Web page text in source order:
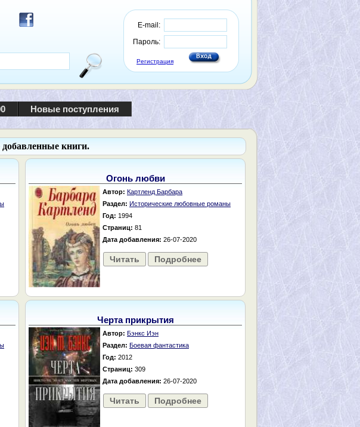
E-mail:
Пароль:
Регистрация
Новые поступления
добавленные книги.
Огонь любви
Автор: Картленд Барбара
Раздел: Исторические любовные романы
Год: 1994
Страниц: 81
Дата добавления: 26-07-2020
Читать Подробнее
Черта прикрытия
Автор: Бэнкс Иэн
Раздел: Боевая фантастика
Год: 2012
Страниц: 309
Дата добавления: 26-07-2020
Читать Подробнее